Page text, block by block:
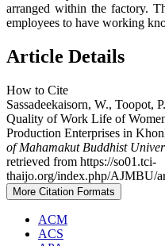
arranged within the factory.
employees to have working
Article Details
How to Cite
Sassadeekaisorn, W., Toopot,
Quality of Work Life of
Production Enterprises in
of Mahamakut Buddhist
retrieved from https://so01.tci-
thaijo.org/index.php/AJMBU/
More Citation Formats
ACM
ACS